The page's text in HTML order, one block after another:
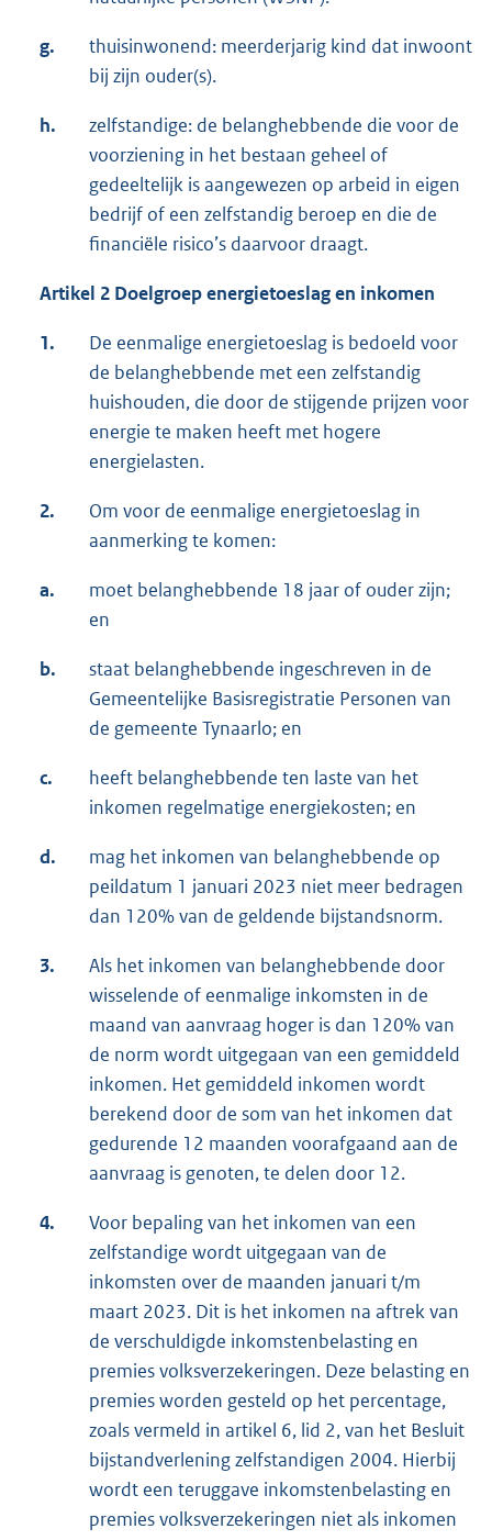
g.
thuisinwonend: meerderjarig kind dat inwoont
bij zijn ouder(s).
h.
zelfstandige: de belanghebbende die voor de
voorziening in het bestaan geheel of
gedeeltelijk is aangewezen op arbeid in eigen
bedrijf of een zelfstandig beroep en die de
financiële risico’s daarvoor draagt.
Artikel 2 Doelgroep energietoeslag en inkomen
1.
De eenmalige energietoeslag is bedoeld voor
de belanghebbende met een zelfstandig
huishouden, die door de stijgende prijzen voor
energie te maken heeft met hogere
energielasten.
2.
Om voor de eenmalige energietoeslag in
aanmerking te komen:
a.
moet belanghebbende 18 jaar of ouder zijn;
en
b.
staat belanghebbende ingeschreven in de
Gemeentelijke Basisregistratie Personen van
de gemeente Tynaarlo; en
c.
heeft belanghebbende ten laste van het
inkomen regelmatige energiekosten; en
d.
mag het inkomen van belanghebbende op
peildatum 1 januari 2023 niet meer bedragen
dan 120% van de geldende bijstandsnorm.
3.
Als het inkomen van belanghebbende door
wisselende of eenmalige inkomsten in de
maand van aanvraag hoger is dan 120% van
de norm wordt uitgegaan van een gemiddeld
inkomen. Het gemiddeld inkomen wordt
berekend door de som van het inkomen dat
gedurende 12 maanden voorafgaand aan de
aanvraag is genoten, te delen door 12.
4.
Voor bepaling van het inkomen van een
zelfstandige wordt uitgegaan van de
inkomsten over de maanden januari t/m
maart 2023. Dit is het inkomen na aftrek van
de verschuldigde inkomstenbelasting en
premies volksverzekeringen. Deze belasting en
premies worden gesteld op het percentage,
zoals vermeld in artikel 6, lid 2, van het Besluit
bijstandverlening zelfstandigen 2004. Hierbij
wordt een teruggave inkomstenbelasting en
premies volksverzekeringen niet als inkomen